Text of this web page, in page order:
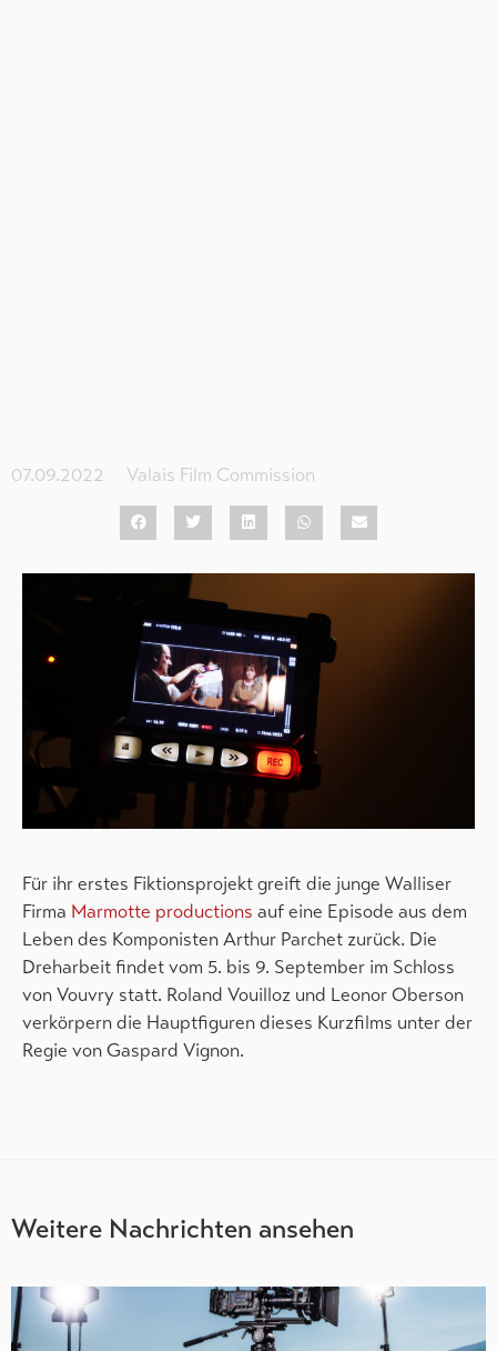
07.09.2022 Valais Film Commission
Für ihr erstes Fiktionsprojekt greift die junge Walliser
Firma Marmotte productions auf eine Episode aus dem
Leben des Komponisten Arthur Parchet zurück. Die
Dreharbeit findet vom 5. bis 9. September im Schloss
von Vouvry statt. Roland Vouilloz und Leonor Oberson
verkörpern die Hauptfiguren dieses Kurzfilms unter der
Regie von Gaspard Vignon.
Weitere Nachrichten ansehen